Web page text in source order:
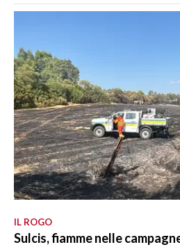
IL ROGO
Sulcis, fiamme nelle